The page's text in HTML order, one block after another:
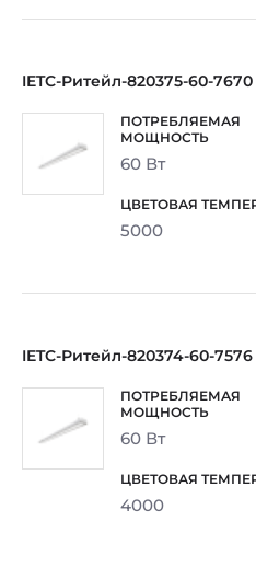
IETC-Ритейл-820375-60-
60 Вт
5000
IETC-Ритейл-820374-60-
60 Вт
4000